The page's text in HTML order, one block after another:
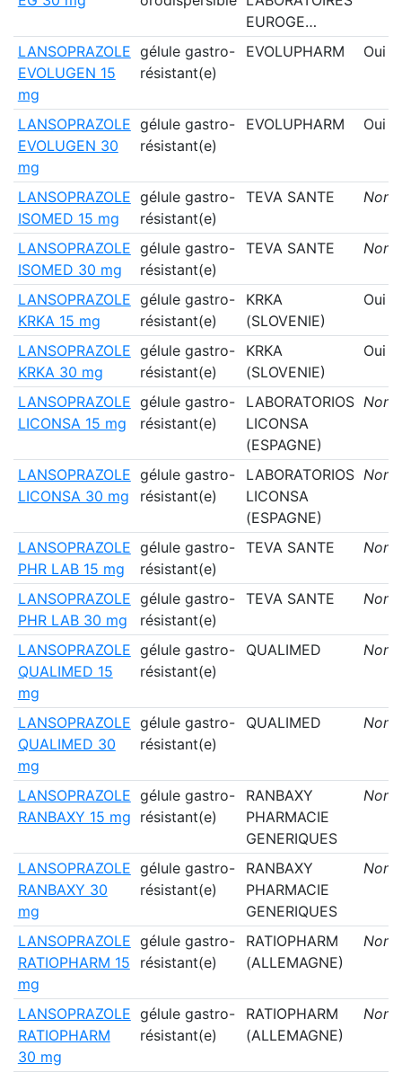
EUROGE…
LANSOPRAZOLE
EVOLUGEN 15
mg
gélule gastro-
résistant(e)
EVOLUPHARM Oui
LANSOPRAZOLE
EVOLUGEN 30
mg
gélule gastro-
résistant(e)
EVOLUPHARM Oui
LANSOPRAZOLE
ISOMED 15 mg
gélule gastro-
résistant(e)
TEVA SANTE Non
LANSOPRAZOLE
ISOMED 30 mg
gélule gastro-
résistant(e)
TEVA SANTE Non
LANSOPRAZOLE
KRKA 15 mg
gélule gastro-
résistant(e)
KRKA
(SLOVENIE)
Oui
LANSOPRAZOLE
KRKA 30 mg
gélule gastro-
résistant(e)
KRKA
(SLOVENIE)
Oui
LANSOPRAZOLE
LICONSA 15 mg
gélule gastro-
résistant(e)
LABORATORIOS
LICONSA
(ESPAGNE)
Non
LANSOPRAZOLE
LICONSA 30 mg
gélule gastro-
résistant(e)
LABORATORIOS
LICONSA
(ESPAGNE)
Non
LANSOPRAZOLE
PHR LAB 15 mg
gélule gastro-
résistant(e)
TEVA SANTE Non
LANSOPRAZOLE
PHR LAB 30 mg
gélule gastro-
résistant(e)
TEVA SANTE Non
LANSOPRAZOLE
QUALIMED 15
mg
gélule gastro-
résistant(e)
QUALIMED Non
LANSOPRAZOLE
QUALIMED 30
mg
gélule gastro-
résistant(e)
QUALIMED Non
LANSOPRAZOLE
RANBAXY 15 mg
gélule gastro-
résistant(e)
RANBAXY
PHARMACIE
GENERIQUES
Non
LANSOPRAZOLE
RANBAXY 30
mg
gélule gastro-
résistant(e)
RANBAXY
PHARMACIE
GENERIQUES
Non
LANSOPRAZOLE
RATIOPHARM 15
mg
gélule gastro-
résistant(e)
RATIOPHARM
(ALLEMAGNE)
Non
LANSOPRAZOLE
RATIOPHARM
30 mg
gélule gastro-
résistant(e)
RATIOPHARM
(ALLEMAGNE)
Non